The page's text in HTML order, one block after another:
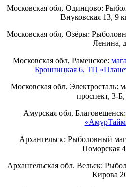
Московская обл, Одинцово:
Внуковская 13,
Московская обл, Озёры:
Ленина,
Московская обл, Раменское:
Бронницкая 6, ТЦ
Московская обл, Электросталь:
проспект, 3-
Амурская обл. Благовещенск:
Архангельск: Рыболовный
Поморская
Архангельская обл. Вельск:
Кирова